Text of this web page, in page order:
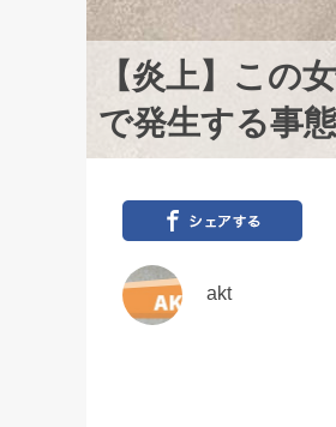
【炎上】この
で発生する事
akt